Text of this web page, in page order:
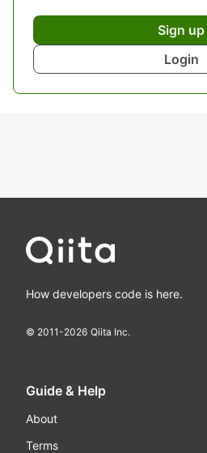
Sign up
Login
How developers code is here.
© 2011-2026 Qiita Inc.
Guide & Help
About
Terms